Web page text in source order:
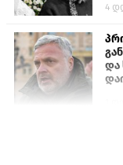
4
და